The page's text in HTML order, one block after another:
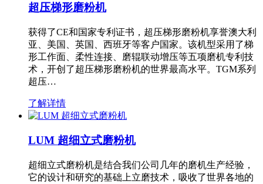
超压梯形磨粉机
获得了CE和国家专利证书，超压梯形磨粉机享誉澳大利
亚、美国、英国、西班牙等客户国家。该机型采用了梯
形工作面、柔性连接、磨辊联动增压等五项磨机专利技
术，开创了超压梯形磨粉机的世界最高水平。TGM系列
超压…
了解详情
LUM 超细立式磨粉机
超细立式磨粉机是结合我们公司几年的磨机生产经验，
它的设计和研究的基础上立磨技术，吸收了世界各地的